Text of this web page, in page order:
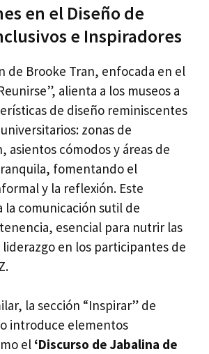
en el Diseño de
e Inspiradores
de Brooke Tran, enfocada en el
alienta a los museos a
de diseño reminiscentes
zonas de
asientos cómodos y áreas de
fomentando el
y la reflexión. Este
la comunicación sutil de
esencial para nutrir las
en los participantes de
la sección “Inspirar” de
introduce elementos
el ‘Discurso de Jabalina de